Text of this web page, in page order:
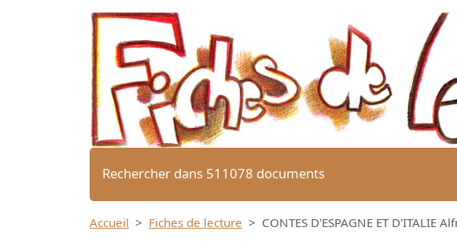
Rechercher dans 511078 documents
Accueil Fiches de lecture CONTES D'ESPAGNE ET D'ITALIE